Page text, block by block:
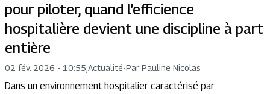
pour piloter, quand l’efficience
hospitalière devient une discipline à part
entière
02 fév. 2026 - 10:55 Actualité-Par Pauline Nicolas
Dans un environnement hospitalier caractérisé par